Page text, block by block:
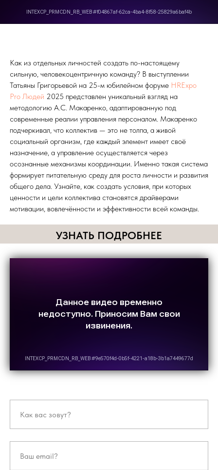
Как из отдельных личностей создать по-настоящему
сильную, человекоцентричную команду? В выступлении
Татьяны Григорьевой на 25-м юбилейном форуме HRExpo
Pro Людей 2025 представлен уникальный взгляд на
методологию А.С. Макаренко, адаптированную под
современные реалии управления персоналом. Макаренко
подчеркивал, что коллектив — это не толпа, а живой
социальный организм, где каждый элемент имеет своё
назначение, а управление осуществляется через
осознанные механизмы координации. Именно такая система
формирует питательную среду для роста личности и развития
общего дела. Узнайте, как создать условия, при которых
ценности и цели коллектива становятся драйверами
мотивации, вовлечённости и эффективности всей команды.
УЗНАТЬ ПОДРОБНЕЕ